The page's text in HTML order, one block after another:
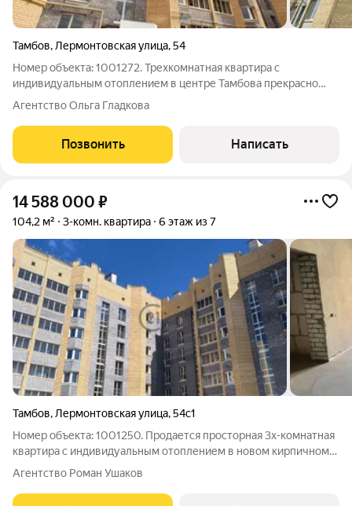
Тамбов, Лермонтовская улица,54
Номер объекта: 1001272. Трехкомнатная квартира с
индивидуальным отоплением в центре Тамбова прекрасно
подойдет для большой семьи, которая в поисках уютного дома
и личного пространства для каждого человека. Подходит под
СЕМЕЙНУЮ ипотеку 6 % и другие
Агентство Ольга Гладкова
Позвонить Написать
14 588 000 ₽
104,2 м² 3-комн. квартира 6 этаж из 7
Тамбов, Лермонтовская улица,54с1
Номер объекта: 1001250. Продается просторная 3х-комнатная
квартира с индивидуальным отоплением в новом кирпичном
доме по адресу: г. Тамбов, ул. Лермонтовская, д. 54 Общая
черновая отделка:
Агентство Роман Ушаков